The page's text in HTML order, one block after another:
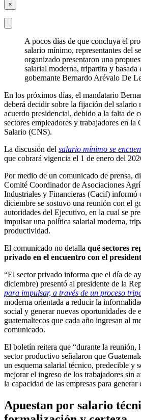
×
A pocos días de que concluya el
salario mínimo, representantes del
organizado presentaron una
salarial moderna, tripartita y
gobernante Bernardo Arévalo De
En los próximos días, el mandatario
deberá decidir sobre la fijación del salario
acuerdo presidencial, debido a la falta de
sectores empleadores y trabajadores en
Salario (CNS).
La discusión del salario mínimo se
que cobrará vigencia el 1 de enero del
Por medio de un comunicado de prensa,
Comité Coordinador de Asociaciones
Industriales y Financieras (Cacif) informó
diciembre se sostuvo una reunión con el
autoridades del Ejecutivo, en la cual se
impulsar una política salarial moderna,
productividad.
El comunicado no detalla qué sectores
privado en el encuentro con el
“El sector privado informa que el día de
diciembre) presentó al presidente de la
para impulsar, a través de un proceso
moderna orientada a reducir la
social y generar nuevas oportunidades de
guatemaltecos que cada año ingresan al
comunicado.
El boletín reitera que “durante la reunión,
sector productivo señalaron que
un esquema salarial técnico, predecible y
mejorar el ingreso de los trabajadores sin
la capacidad de las empresas para
Apuestan por salario